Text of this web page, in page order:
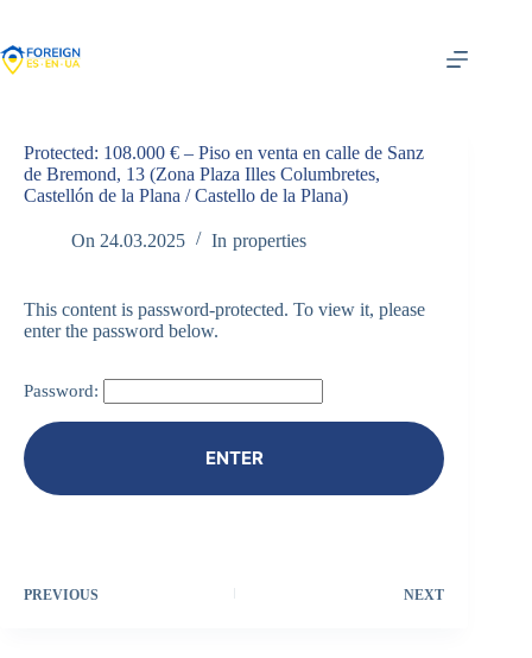
content
Protected: 108.000 € – Piso en venta en calle de Sanz
de Bremond, 13 (Zona Plaza Illes Columbretes,
Castellón de la Plana / Castello de la Plana)
On 24.03.2025 In properties
This content is password-protected. To view it, please
enter the password below.
Password:
PREVIOUS NEXT